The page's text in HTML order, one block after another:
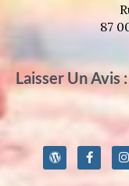
87
Laisser Un Avis :
W
o
F
a
I
n